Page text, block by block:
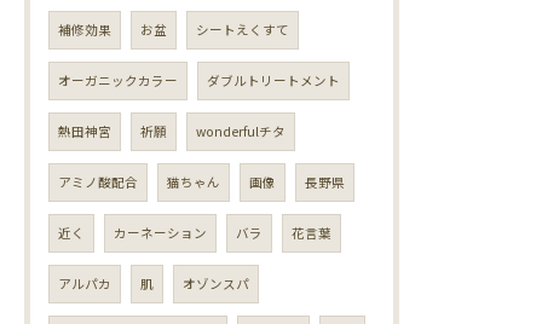
補修効果 お盆 シートえくすて
オーガニックカラー ダブルトリートメント
熱田神宮 祈願 wonderfulチタ
アミノ酸配合 猫ちゃん 画像 長野県
近く カーネーション バラ 花言葉
アルパカ 肌 オゾンスパ